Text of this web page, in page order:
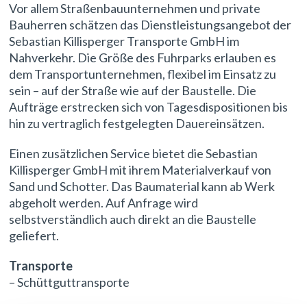
Vor allem Straßenbauunternehmen und private
Bauherren schätzen das Dienstleistungsangebot der
Sebastian Killisperger Transporte GmbH im
Nahverkehr. Die Größe des Fuhrparks erlauben es
dem Transportunternehmen, flexibel im Einsatz zu
sein – auf der Straße wie auf der Baustelle. Die
Aufträge erstrecken sich von Tagesdispositionen bis
hin zu vertraglich festgelegten Dauereinsätzen.
Einen zusätzlichen Service bietet die Sebastian
Killisperger GmbH mit ihrem Materialverkauf von
Sand und Schotter. Das Baumaterial kann ab Werk
abgeholt werden. Auf Anfrage wird
selbstverständlich auch direkt an die Baustelle
geliefert.
Transporte
– Schüttguttransporte